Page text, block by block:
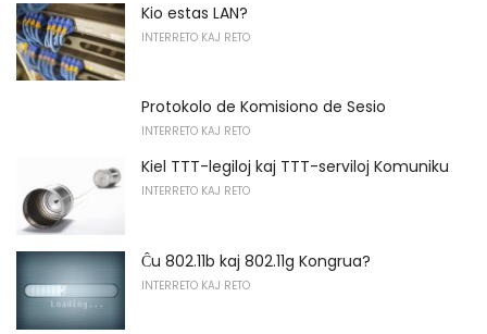
Kio estas LAN?
INTERRETO KAJ RETO
Protokolo de Komisiono de Sesio
INTERRETO KAJ RETO
Kiel TTT-legiloj kaj TTT-serviloj Komuniku
INTERRETO KAJ RETO
Ĉu 802.11b kaj 802.11g Kongrua?
INTERRETO KAJ RETO